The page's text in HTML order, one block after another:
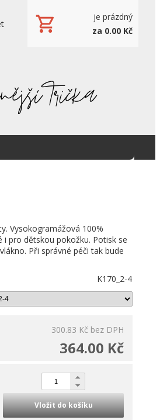
je prázdný
za 0.00 Kč
Vysokogramážová 100%
pro dětskou pokožku. Potisk se
Při správné péči tak bude
K170_2-4
300.83 Kč bez DPH
364.00 Kč
Vložit do košíku